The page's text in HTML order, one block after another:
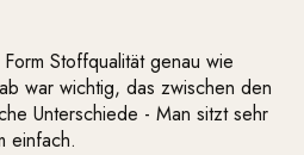
Stoffqualität genau wie
war wichtig, das zwischen den
Unterschiede - Man sitzt sehr
einfach.